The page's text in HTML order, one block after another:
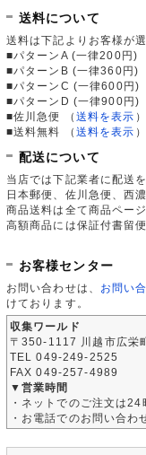
送料について
送料は下記よりお客様が
■パターンA (一律200円)
■パターンB (一律360円)
■パターンC (一律600円)
■パターンD (一律900円)
■佐川急便
（ 送料を表示 ）
■送料無料
（ 送料を表示 ）
配送について
当店では下記業者に配送
日本郵便、佐川急便、西
商品送料は全て商品ペー
高額商品には保証付書留
お客様センター
お問い合わせは、 お問い
けております。
収集ワールド
〒350-1117 川越市広栄
TEL 049-249-2525
FAX 049-257-4989
▼営業時間
・ネットでのご注文は24
・お電話でのお問い合